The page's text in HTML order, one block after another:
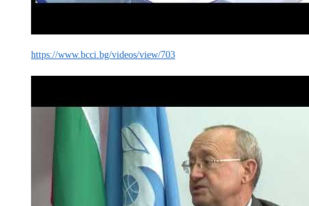
https://www.bcci.bg/videos/view/703